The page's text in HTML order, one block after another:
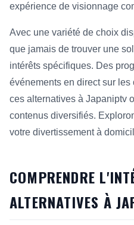
expérience de visionnage
Avec une variété de choix
que jamais de trouver une
intérêts spécifiques. Des
événements en direct sur
ces alternatives à Japaniptv
contenus diversifiés.
votre divertissement à
COMPRENDRE
ALTERNATIVES À